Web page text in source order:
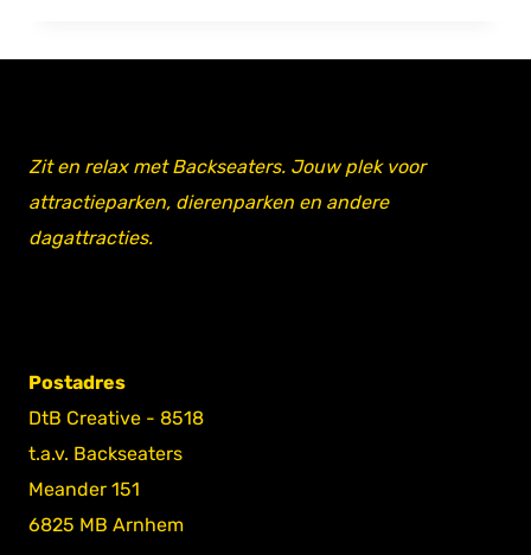
Zit en relax met Backseaters. Jouw plek voor
attractieparken, dierenparken en andere
dagattracties.
Postadres
DtB Creative - 8518
t.a.v. Backseaters
Meander 151
6825 MB Arnhem